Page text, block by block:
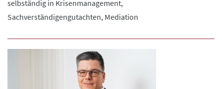
selbständig in Krisenmanagement,
Sachverständigengutachten, Mediation